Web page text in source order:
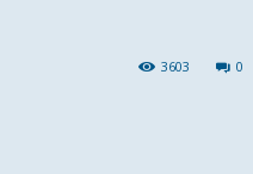
0
3603